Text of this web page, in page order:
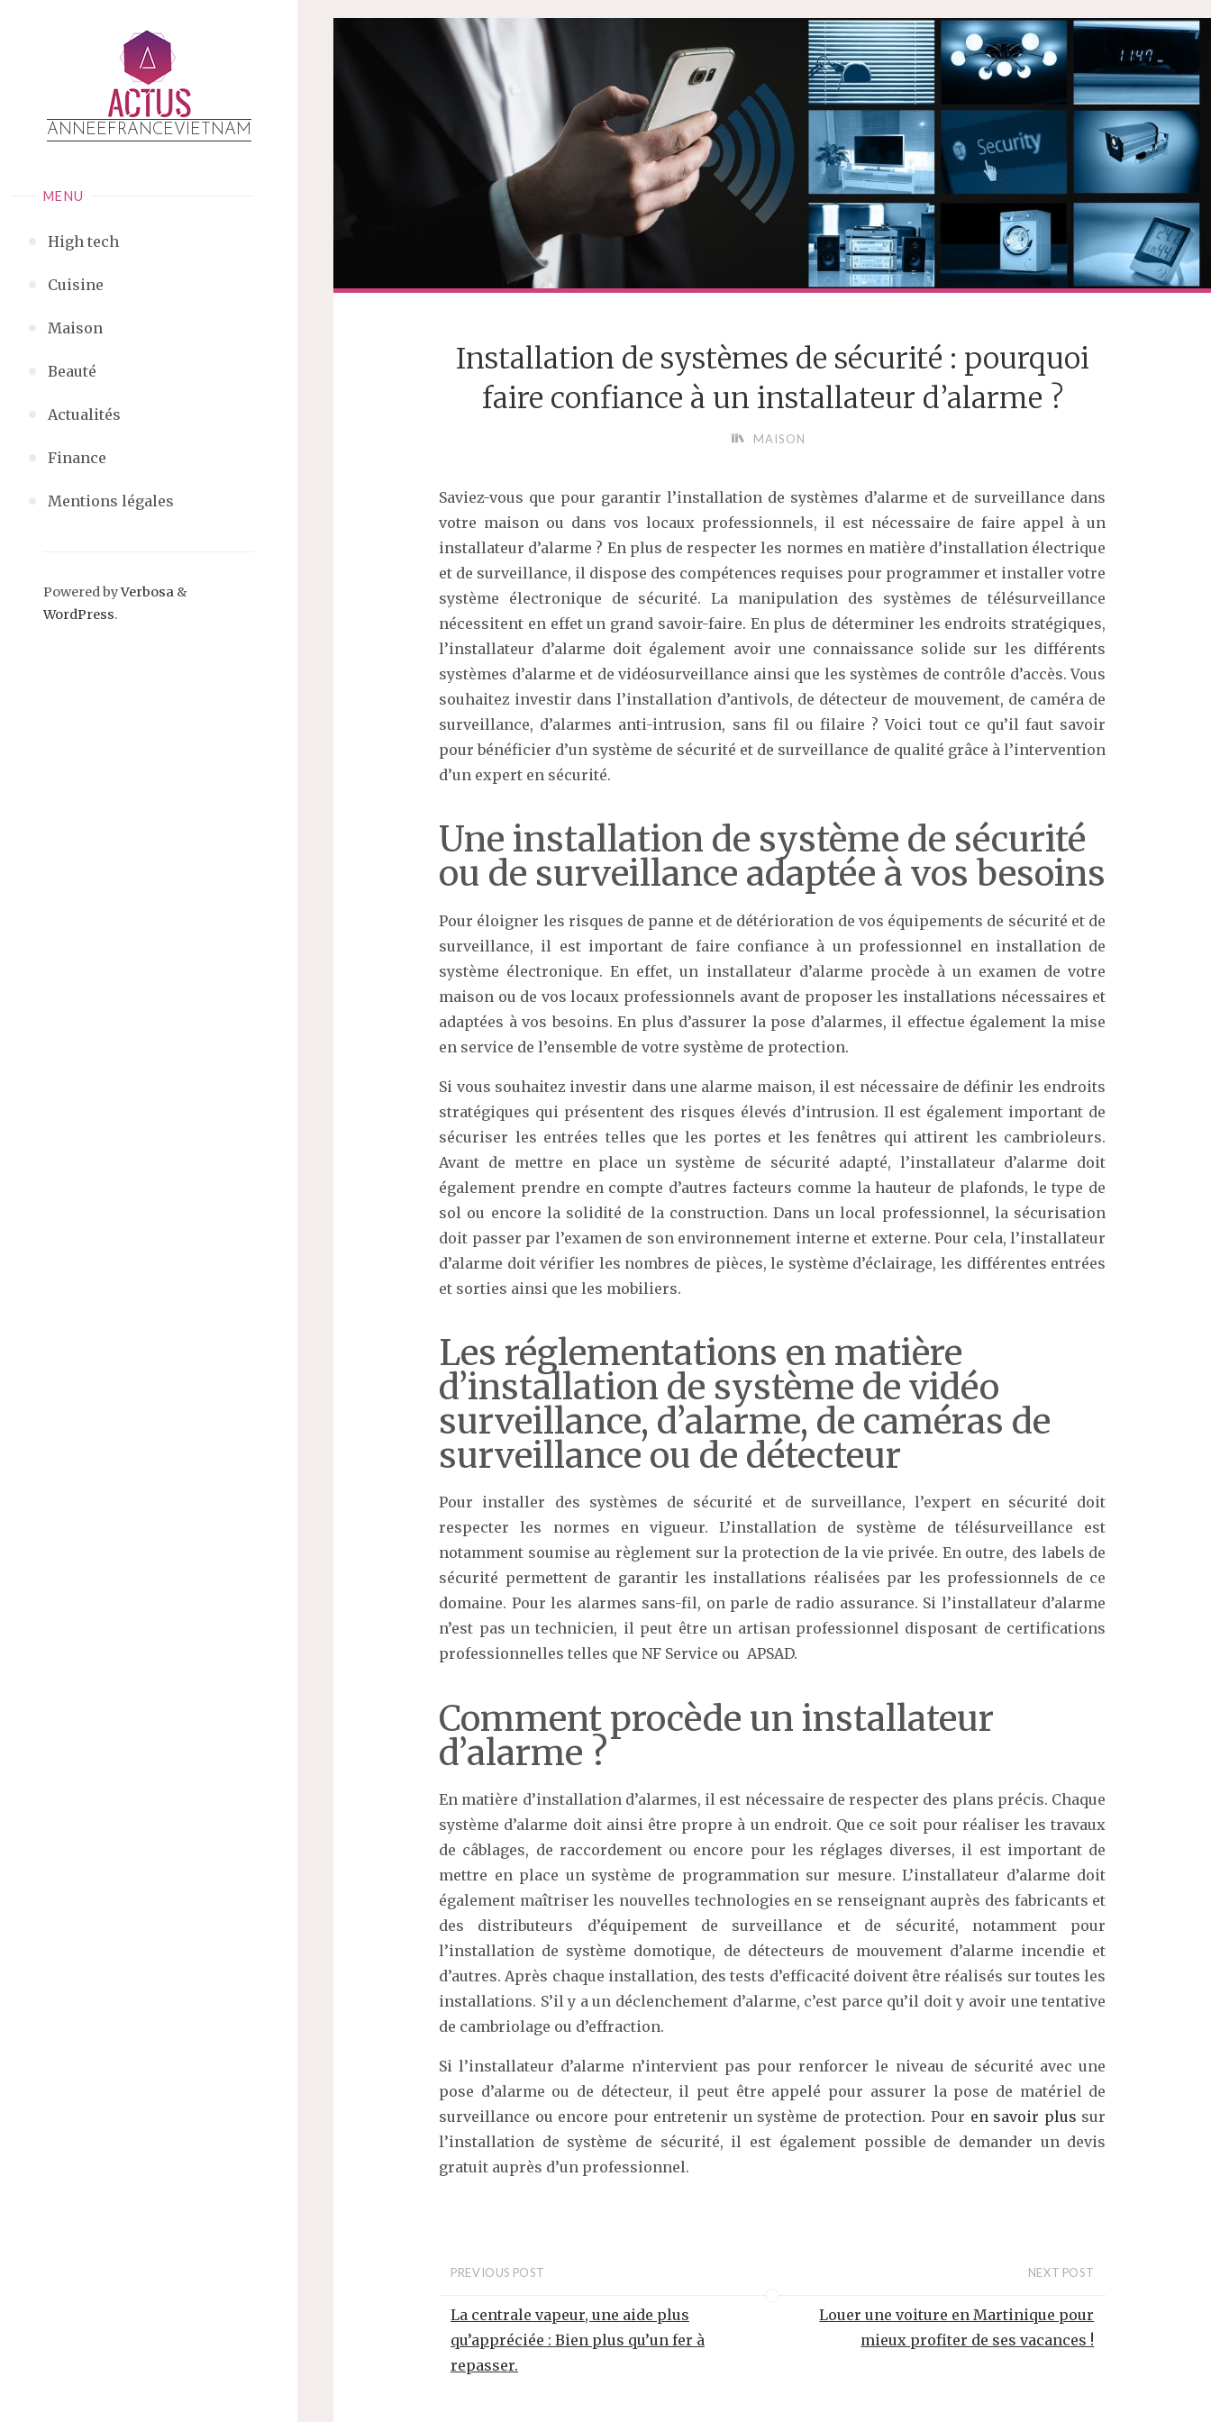
ANNEEFRANCEVIETNAM
MENU
High tech
Cuisine
Maison
Beauté
Actualités
Finance
Mentions légales
Powered byVerbosa &
WordPress.
Installation de systèmes de sécurité : pourquoi
faire confiance à un installateur d’alarme ?
MAISON
Saviez-vous que pour garantir l’installation de systèmes d’alarme et de surveillance dans
votre maison ou dans vos locaux professionnels, il est nécessaire de faire appel à un
installateur d’alarme ? En plus de respecter les normes en matière d’installation électrique
et de surveillance, il dispose des compétences requises pour programmer et installer votre
système électronique de sécurité. La manipulation des systèmes de télésurveillance
nécessitent en effet un grand savoir-faire. En plus de déterminer les endroits stratégiques,
l’installateur d’alarme doit également avoir une connaissance solide sur les différents
systèmes d’alarme et de vidéosurveillance ainsi que les systèmes de contrôle d’accès. Vous
souhaitez investir dans l’installation d’antivols, de détecteur de mouvement, de caméra de
surveillance, d’alarmes anti-intrusion, sans fil ou filaire ? Voici tout ce qu’il faut savoir
pour bénéficier d’un système de sécurité et de surveillance de qualité grâce à l’intervention
d’un expert en sécurité.
Une installation de système de sécurité
ou de surveillance adaptée à vos besoins
Pour éloigner les risques de panne et de détérioration de vos équipements de sécurité et de
surveillance, il est important de faire confiance à un professionnel en installation de
système électronique. En effet, un installateur d’alarme procède à un examen de votre
maison ou de vos locaux professionnels avant de proposer les installations nécessaires et
adaptées à vos besoins. En plus d’assurer la pose d’alarmes, il effectue également la mise
en service de l’ensemble de votre système de protection.
Si vous souhaitez investir dans une alarme maison, il est nécessaire de définir les endroits
stratégiques qui présentent des risques élevés d’intrusion. Il est également important de
sécuriser les entrées telles que les portes et les fenêtres qui attirent les cambrioleurs.
Avant de mettre en place un système de sécurité adapté, l’installateur d’alarme doit
également prendre en compte d’autres facteurs comme la hauteur de plafonds, le type de
sol ou encore la solidité de la construction. Dans un local professionnel, la sécurisation
doit passer par l’examen de son environnement interne et externe. Pour cela, l’installateur
d’alarme doit vérifier les nombres de pièces, le système d’éclairage, les différentes entrées
et sorties ainsi que les mobiliers.
Les réglementations en matière
d’installation de système de vidéo
surveillance, d’alarme, de caméras de
surveillance ou de détecteur
Pour installer des systèmes de sécurité et de surveillance, l’expert en sécurité doit
respecter les normes en vigueur. L’installation de système de télésurveillance est
notamment soumise au règlement sur la protection de la vie privée. En outre, des labels de
sécurité permettent de garantir les installations réalisées par les professionnels de ce
domaine. Pour les alarmes sans-fil, on parle de radio assurance. Si l’installateur d’alarme
n’est pas un technicien, il peut être un artisan professionnel disposant de certifications
professionnelles telles que NF Service ou APSAD.
Comment procède un installateur
d’alarme ?
En matière d’installation d’alarmes, il est nécessaire de respecter des plans précis. Chaque
système d’alarme doit ainsi être propre à un endroit. Que ce soit pour réaliser les travaux
de câblages, de raccordement ou encore pour les réglages diverses, il est important de
mettre en place un système de programmation sur mesure. L’installateur d’alarme doit
également maîtriser les nouvelles technologies en se renseignant auprès des fabricants et
des distributeurs d’équipement de surveillance et de sécurité, notamment pour
l’installation de système domotique, de détecteurs de mouvement d’alarme incendie et
d’autres. Après chaque installation, des tests d’efficacité doivent être réalisés sur toutes les
installations. S’il y a un déclenchement d’alarme, c’est parce qu’il doit y avoir une tentative
de cambriolage ou d’effraction.
Si l’installateur d’alarme n’intervient pas pour renforcer le niveau de sécurité avec une
pose d’alarme ou de détecteur, il peut être appelé pour assurer la pose de matériel de
surveillance ou encore pour entretenir un système de protection. Pour en savoir plus sur
l’installation de système de sécurité, il est également possible de demander un devis
gratuit auprès d’un professionnel.
PREVIOUS POST
La centrale vapeur, une aide plus
qu’appréciée : Bien plus qu’un fer à
repasser.
NEXT POST
Louer une voiture en Martinique pour
mieux profiter de ses vacances !